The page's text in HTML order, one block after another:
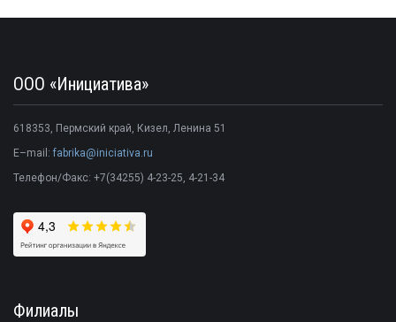
ООО «Инициатива»
618353, Пермский край, Кизел, Ленина 51
E–mail: fabrika@iniciativa.ru
Телефон/Факс: +7(34255) 4-23-25, 4-21-34
Филиалы